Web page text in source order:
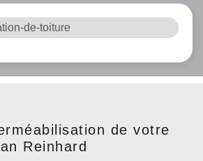
de votre
Reinhard